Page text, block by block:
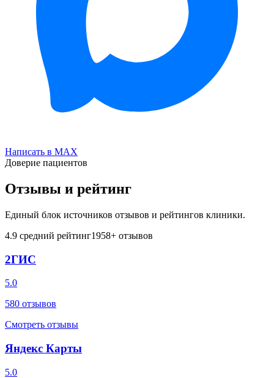
Написать в MAX
Доверие пациентов
Отзывы и рейтинг
Единый блок источников отзывов и рейтингов клиники.
4.9 средний рейтинг1958+ отзывов
2ГИС
5.0
580 отзывов
Смотреть отзывы
Яндекс Карты
5.0